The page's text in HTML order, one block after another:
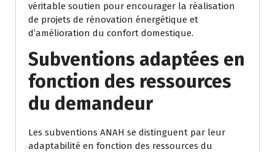
véritable soutien pour encourager la réalisation
de projets de rénovation énergétique et
d’amélioration du confort domestique.
Subventions adaptées en
fonction des ressources
du demandeur
Les subventions ANAH se distinguent par leur
adaptabilité en fonction des ressources du